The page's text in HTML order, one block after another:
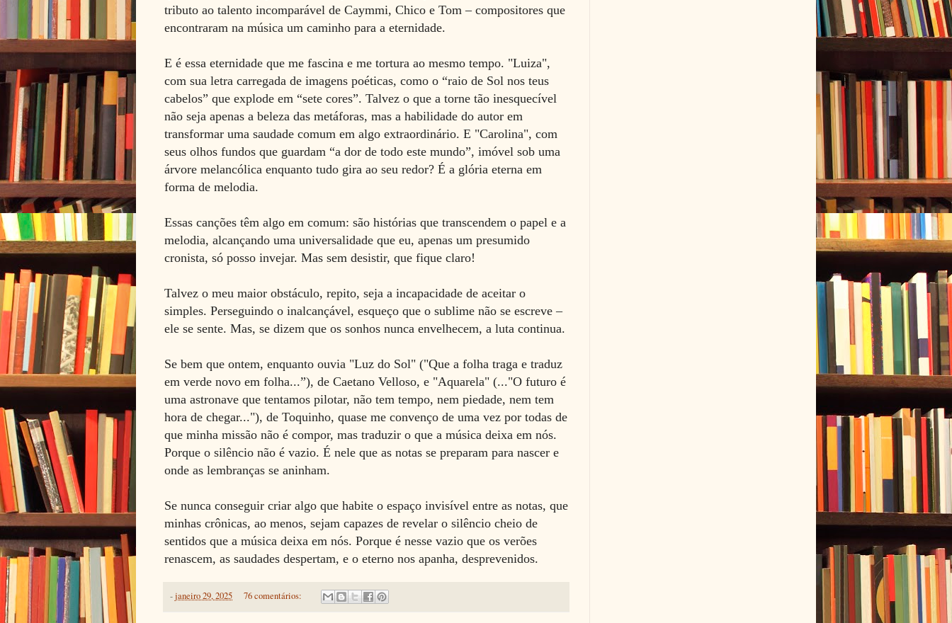
tributo ao talento incomparável de Caymmi, Chico e Tom – compositores que
encontraram na música um caminho para a eternidade.
E é essa eternidade que me fascina e me tortura ao mesmo tempo. "Luiza",
com sua letra carregada de imagens poéticas, como o “raio de Sol nos teus
cabelos” que explode em “sete cores”. Talvez o que a torne tão inesquecível
não seja apenas a beleza das metáforas, mas a habilidade do autor em
transformar uma saudade comum em algo extraordinário. E "Carolina", com
seus olhos fundos que guardam “a dor de todo este mundo”, imóvel sob uma
árvore melancólica enquanto tudo gira ao seu redor? É a glória eterna em
forma de melodia.
Essas canções têm algo em comum: são histórias que transcendem o papel e a
melodia, alcançando uma universalidade que eu, apenas um presumido
cronista, só posso invejar. Mas sem desistir, que fique claro!
Talvez o meu maior obstáculo, repito, seja a incapacidade de aceitar o
simples. Perseguindo o inalcançável, esqueço que o sublime não se escreve –
ele se sente. Mas, se dizem que os sonhos nunca envelhecem, a luta continua.
Se bem que ontem, enquanto ouvia "Luz do Sol" ("Que a folha traga e traduz
em verde novo em folha...”), de Caetano Velloso, e "Aquarela" (..."O futuro é
uma astronave que tentamos pilotar, não tem tempo, nem piedade, nem tem
hora de chegar..."), de Toquinho, quase me convenço de uma vez por todas de
que minha missão não é compor, mas traduzir o que a música deixa em nós.
Porque o silêncio não é vazio. É nele que as notas se preparam para nascer e
onde as lembranças se aninham.
Se nunca conseguir criar algo que habite o espaço invisível entre as notas, que
minhas crônicas, ao menos, sejam capazes de revelar o silêncio cheio de
sentidos que a música deixa em nós. Porque é nesse vazio que os verões
renascem, as saudades despertam, e o eterno nos apanha, desprevenidos.
-janeiro 29, 2025 76 comentários: